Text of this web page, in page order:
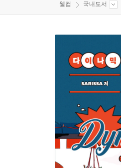
웰컴 국내도서